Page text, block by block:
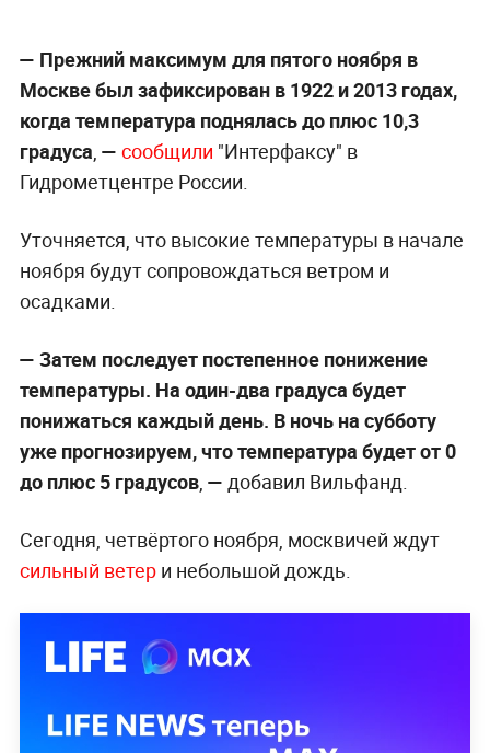
— Прежний максимум для пятого ноября в
Москве был зафиксирован в 1922 и 2013 годах,
когда температура поднялась до плюс 10,3
градуса — сообщили "Интерфаксу" в
Гидрометцентре России.
Уточняется, что высокие температуры в начале
ноября будут сопровождаться ветром и
осадками.
— Затем последует постепенное понижение
температуры. На один-два градуса будет
понижаться каждый день. В ночь на субботу
уже прогнозируем, что температура будет от 0
до плюс 5 градусов, — добавил Вильфанд.
Сегодня, четвёртого ноября, москвичей ждут
сильный ветери небольшой дождь.